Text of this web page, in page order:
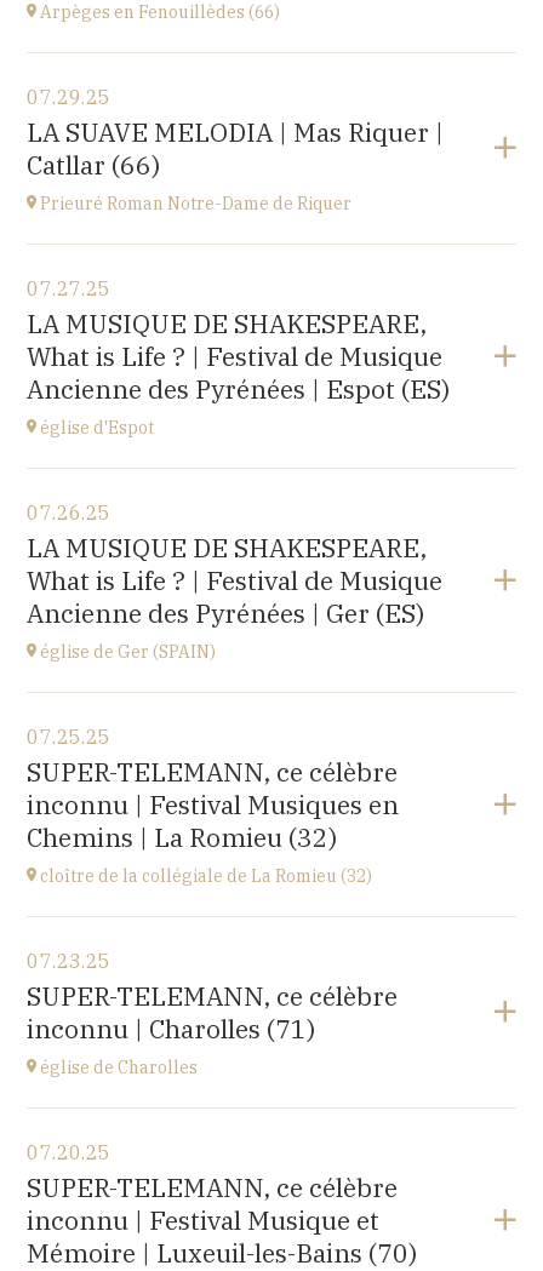
Arpèges en Fenouillèdes (66)
Estivales
at18H00
Buy your tickets
07.29.25
LA SUAVE MELODIA | Mas Riquer |
Catllar (66)
Prieuré Roman Notre-Dame de Riquer
Mas Riquer, Catllar (66500)
at21H00
07.27.25
LA MUSIQUE DE SHAKESPEARE,
What is Life ? | Festival de Musique
Ancienne des Pyrénées | Espot (ES)
église d'Espot
église d'Espot,
SPAIN
at19H00
Buy your tickets
07.26.25
LA MUSIQUE DE SHAKESPEARE,
What is Life ? | Festival de Musique
Ancienne des Pyrénées | Ger (ES)
église de Ger (SPAIN)
église Santa Coloma,
Plaça d'Andreu Xandri, 17539 Ger (SPAIN)
at19H00
Buy your tickets
07.25.25
SUPER-TELEMANN, ce célèbre
inconnu | Festival Musiques en
Chemins | La Romieu (32)
cloître de la collégiale de La Romieu (32)
collégiale Saint-Pierre,
rue du docteur Lucante, 32480 La Romieu
at19H00
Buy your tickets
07.23.25
SUPER-TELEMANN, ce célèbre
inconnu | Charolles (71)
église de Charolles
église du Sacré-Coeur,
8 Place de l'Église, 71120 Charolles
at11H
Go to site
07.20.25
SUPER-TELEMANN, ce célèbre
inconnu | Festival Musique et
Mémoire | Luxeuil-les-Bains (70)